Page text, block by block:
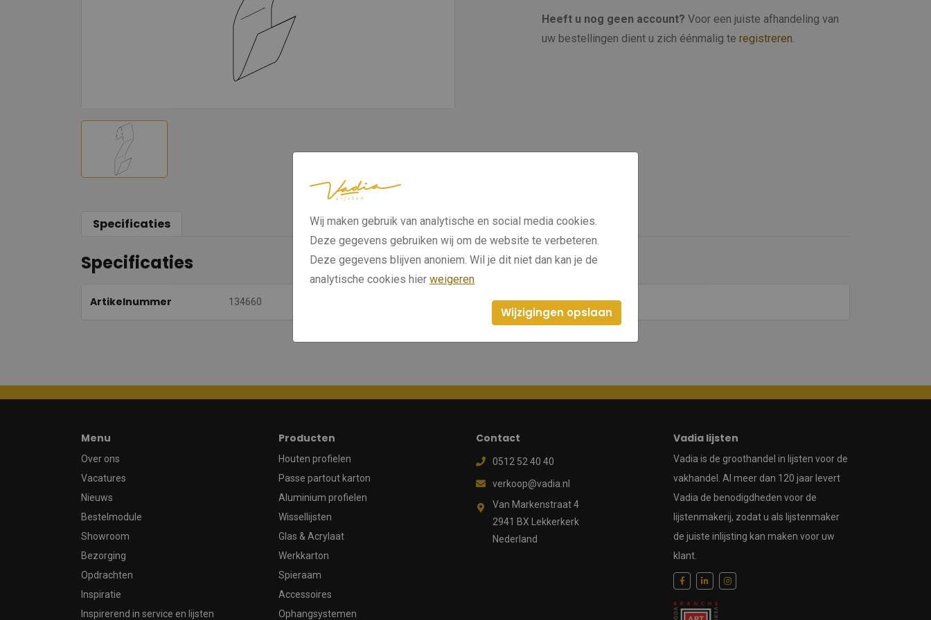
Heeft u nog geen account? Voor een juiste afhandeling van
uw bestellingen dient u zich éénmalig te registreren.
Specificaties
Specificaties
Artikelnummer 134660
Menu
Over ons
Vacatures
Nieuws
Bestelmodule
Showroom
Bezorging
Opdrachten
Inspiratie
Inspirerend in service en lijsten
Producten
Houten profielen
Passe partout karton
Aluminium profielen
Wissellijsten
Glas & Acrylaat
Werkkarton
Spieraam
Accessoires
Ophangsystemen
Contact
0512 52 40 40
verkoop@vadia.nl
Van Markenstraat 4
2941 BX Lekkerkerk
Nederland
Vadia lijsten
Vadia is de groothandel in lijsten voor de
vakhandel. Al meer dan 120 jaar levert
Vadia de benodigdheden voor de
lijstenmakerij, zodat u als lijstenmaker
de juiste inlijsting kan maken voor uw
klant.
Wij maken gebruik van analytische en social media cookies.
Deze gegevens gebruiken wij om de website te verbeteren.
Deze gegevens blijven anoniem. Wil je dit niet dan kan je de
analytische cookies hier weigeren
Wijzigingen opslaan